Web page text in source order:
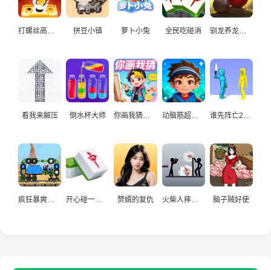
打螺丝高手益智游戏 拼豆小镇 萝卜小兔 全民吃碰消 驯龙养龙孵化高手
看我来解压 倒水杯大师
赘婿的复仇 火柴人摔炮仗 脑子贼好使